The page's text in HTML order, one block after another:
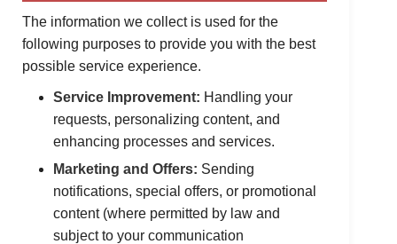
The information we collect is used for the
following purposes to provide you with the best
possible service experience.
Service Improvement: Handling your
requests, personalizing content, and
enhancing processes and services.
Marketing and Offers: Sending
notifications, special offers, or promotional
content (where permitted by law and
subject to your communication